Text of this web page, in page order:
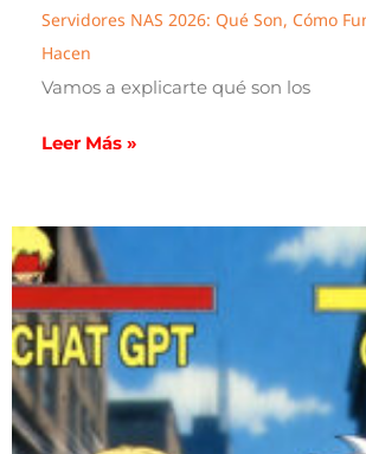
Servidores NAS 2026: Qué Son, Cómo
Hacen
Vamos a explicarte qué son los
Leer Más »